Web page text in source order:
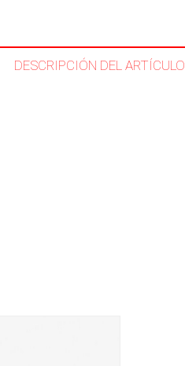
DESCRIPCIÓN DEL ARTÍCULO